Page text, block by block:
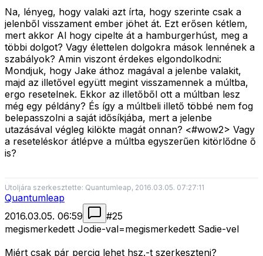
Na, lényeg, hogy valaki azt írta, hogy szerinte csak a
jelenből visszament ember jöhet át. Ezt erősen kétlem,
mert akkor Al hogy cipelte át a hamburgerhúst, meg a
többi dolgot? Vagy élettelen dolgokra mások lennének a
szabályok? Amin viszont érdekes elgondolkodni:
Mondjuk, hogy Jake áthoz magával a jelenbe valakit,
majd az illetővel együtt megint visszamennek a múltba,
ergo resetelnek. Ekkor az illetőből ott a múltban lesz
még egy példány? És így a múltbeli illető többé nem fog
belepasszolni a saját idősíkjába, mert a jelenbe
utazásával végleg kilökte magát onnan? <#wow2> Vagy
a reseteléskor átlépve a múltba egyszerűen kitörlődne ő
is?
Utoljára szerkesztette: Quantumleap, 2016.03.05. 07:27:11
Quantumleap
2016.03.05. 06:59
#25
megismerkedett Jodie-val=megismerkedett Sadie-vel
Miért csak pár percig lehet hsz.-t szerkeszteni?